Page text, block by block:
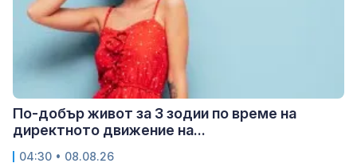
По-добър живот за 3 зодии по време на
директното движение на...
04:30 • 08.08.26